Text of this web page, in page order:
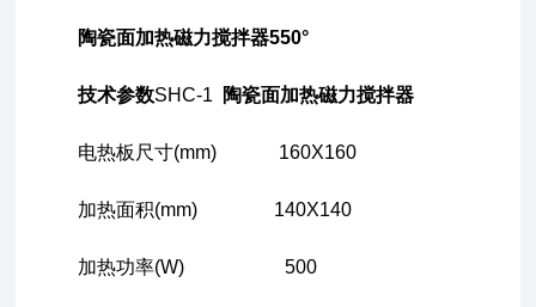
陶瓷面加热磁力搅拌器550°
技术参数SHC-1 陶瓷面加热磁力搅拌器
电热板尺寸(mm) 160X160
加热面积(mm) 140X140
加热功率(W) 500